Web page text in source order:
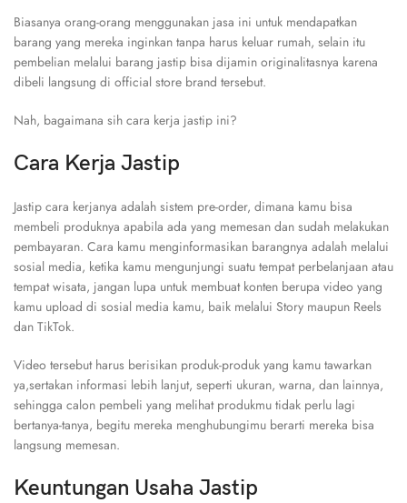
Biasanya orang-orang menggunakan jasa ini untuk mendapatkan
barang yang mereka inginkan tanpa harus keluar rumah, selain itu
pembelian melalui barang jastip bisa dijamin originalitasnya karena
dibeli langsung di official store brand tersebut.
Nah, bagaimana sih cara kerja jastip ini?
Cara Kerja Jastip
Jastip cara kerjanya adalah sistem pre-order, dimana kamu bisa
membeli produknya apabila ada yang memesan dan sudah melakukan
pembayaran. Cara kamu menginformasikan barangnya adalah melalui
sosial media, ketika kamu mengunjungi suatu tempat perbelanjaan atau
tempat wisata, jangan lupa untuk membuat konten berupa video yang
kamu upload di sosial media kamu, baik melalui Story maupun Reels
dan TikTok.
Video tersebut harus berisikan produk-produk yang kamu tawarkan
ya,sertakan informasi lebih lanjut, seperti ukuran, warna, dan lainnya,
sehingga calon pembeli yang melihat produkmu tidak perlu lagi
bertanya-tanya, begitu mereka menghubungimu berarti mereka bisa
langsung memesan.
Keuntungan Usaha Jastip